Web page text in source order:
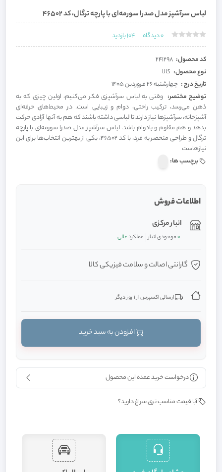
لباس سرآشپز مدل صدرا سورمه‌ای با پارچه ترگال، کد 46502
0دیدگاه 104بازدید
کد محصول: 241298
نوع محصول: کالا
تاریخ درج : چهارشنبه 26 فروردین 1405
توضیح مختصر: وقتی به لباس سرآشپزی فکر می‌کنیم، اولین چیزی که به
ذهن می‌رسد، ترکیب راحتی، دوام و زیبایی است. در محیط‌های حرفه‌ای
آشپزخانه، سرآشپزها نیاز دارند تا لباسی داشته باشند که هم به آنها آزادی حرکت
بدهد و هم مقاوم و بادوام باشد. لباس سرآشپز مدل صدرا سورمه‌ای با پارچه
ترگال و طراحی منحصر به فرد، با کد 46502، یکی از بهترین انتخاب‌ها برای این
نیازهاست
برچسب ها:
اطلاعات فروش
انبار مرکزی
0موجودی انبار عملکردعالی
گارانتی اصالت و سلامت فیزیکی کالا
ارسالی اکسپرس از 1 روز دیگر
درخواست خرید عمده این محصول
آیا قیمت مناسب تری سراغ دارید؟